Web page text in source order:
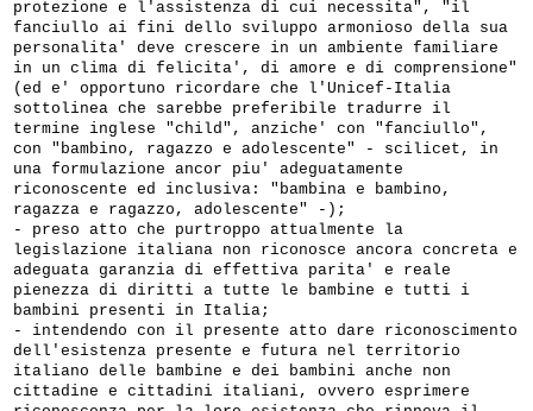
protezione e l'assistenza di cui necessita", "il
fanciullo ai fini dello sviluppo armonioso della sua
personalita' deve crescere in un ambiente familiare
in un clima di felicita', di amore e di comprensione"
(ed e' opportuno ricordare che l'Unicef-Italia
sottolinea che sarebbe preferibile tradurre il
termine inglese "child", anziche' con "fanciullo",
con "bambino, ragazzo e adolescente" - scilicet, in
una formulazione ancor piu' adeguatamente
riconoscente ed inclusiva: "bambina e bambino,
ragazza e ragazzo, adolescente" -);
- preso atto che purtroppo attualmente la
legislazione italiana non riconosce ancora concreta e
adeguata garanzia di effettiva parita' e reale
pienezza di diritti a tutte le bambine e tutti i
bambini presenti in Italia;
- intendendo con il presente atto dare riconoscimento
dell'esistenza presente e futura nel territorio
italiano delle bambine e dei bambini anche non
cittadine e cittadini italiani, ovvero esprimere